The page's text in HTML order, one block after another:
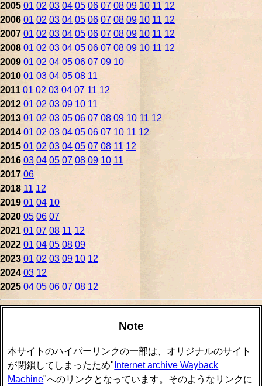
2005 01 02 03 04 05 06 07 08 09 10 11 12
2006 01 02 03 04 05 06 07 08 09 10 11 12
2007 01 02 03 04 05 06 07 08 09 10 11 12
2008 01 02 03 04 05 06 07 08 09 10 11 12
2009 01 02 04 05 06 07 09 10
2010 01 03 04 05 08 11
2011 01 02 03 04 07 11 12
2012 01 02 03 09 10 11
2013 01 02 03 05 06 07 08 09 10 11 12
2014 01 02 03 04 05 06 07 10 11 12
2015 01 02 03 04 05 07 08 11 12
2016 03 04 05 07 08 09 10 11
2017 06
2018 11 12
2019 01 04 10
2020 05 06 07
2021 01 07 08 11 12
2022 01 04 05 08 09
2023 01 02 03 09 10 12
2024 03 12
2025 04 05 06 07 08 12
Note
本サイトのハイパーリンクの一部は、オリジナルのサイト
が閉鎖してしまったため" Internet archive Wayback
Machine"へのリンクとなっています。そのようなリンクに